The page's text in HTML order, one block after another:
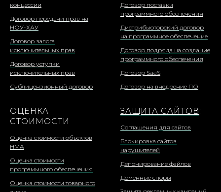
концессии
Договор передачи прав на
НОУ-ХАУ
Договор залога
исключительных прав
Договор уступки
исключительных прав
Сублицензионный договор
Договор поставки
программного обеспечения
Дистрибьюторский договор
на программное обеспечение
Договор подряда на создание
программного обеспечения
Договор SaaS
Договор на внедрение ПО
ОЦЕНКА
СТОИМОСТИ
Оценка стоимости объектов
НМА
Оценка стоимости
программного обеспечения
Оценка стоимости товарного
ЗАЩИТА САЙТОВ:
Соглашения для сайтов
Блокировка сайтов
нарушителей
Депонирование файлов
Доменные споры